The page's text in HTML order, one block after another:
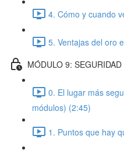
4. Cómo y cuando
5. Ventajas del oro
MÓDULO 9:
0. El lugar más
módulos) (2:45)
1. Puntos que hay